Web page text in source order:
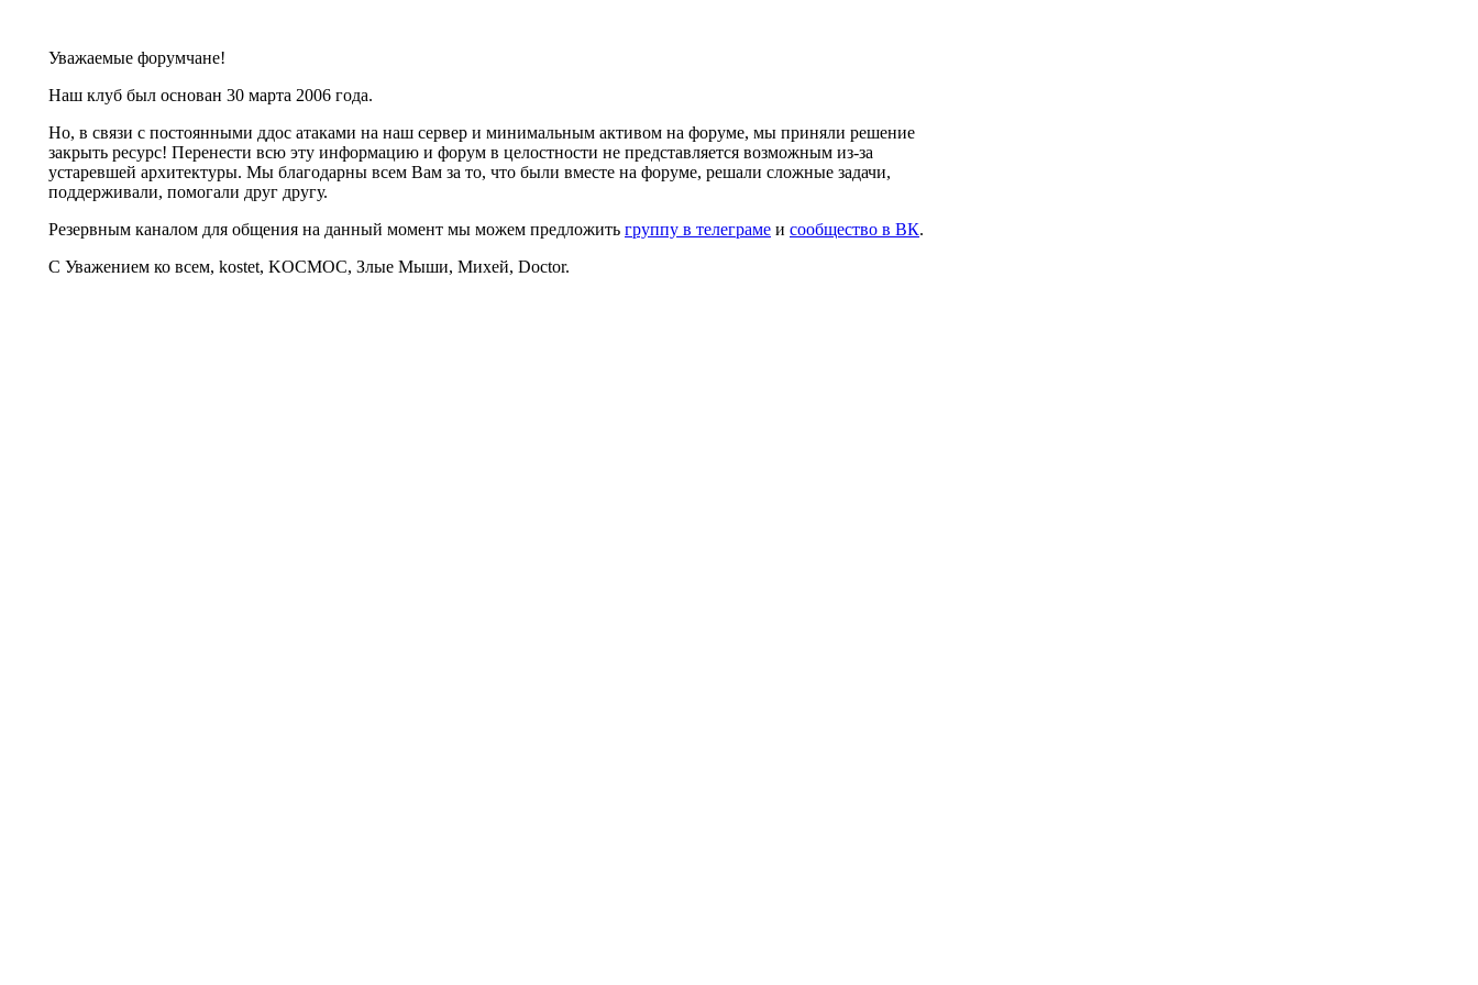
Уважаемые форумчане!
Наш клуб был основан 30 марта 2006 года.
Но, в связи с постоянными ддос атаками на наш сервер и минимальным активом на форуме, мы приняли решение
закрыть ресурс! Перенести всю эту информацию и форум в целостности не представляется возможным из-за
устаревшей архитектуры. Мы благодарны всем Вам за то, что были вместе на форуме, решали сложные задачи,
поддерживали, помогали друг другу.
Резервным каналом для общения на данный момент мы можем предложить группу в телеграме и сообщество в ВК.
С Уважением ко всем, kostet, KOCMOC, Злые Мыши, Михей, Doctor.